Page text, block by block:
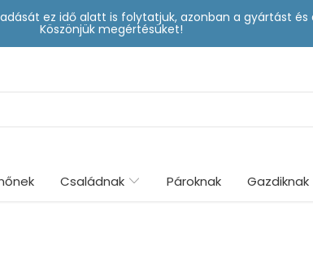
ez idő alatt is folytatjuk, azonban a gyártást
Köszönjük megértésüket!
Családnak Pároknak Gazdiknak